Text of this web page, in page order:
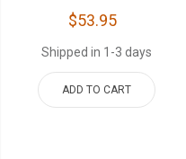
$53.95
Shipped in 1-3 days
ADD TO CART